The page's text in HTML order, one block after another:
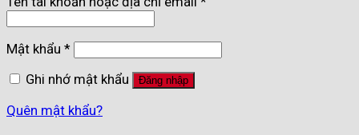
Mật khẩu *
Ghi nhớ mật khẩu
Đăng nhập
Quên mật khẩu?